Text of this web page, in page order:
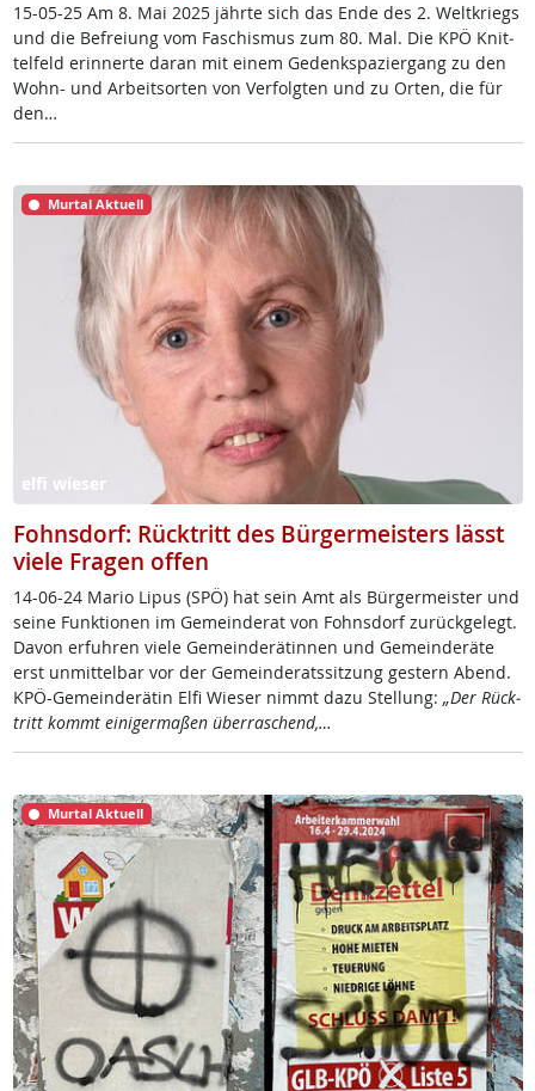
15-05-25 Am 8. Mai 2025 jähr­te sich das En­de des 2. Welt­kriegs
und die Be­f­rei­ung vom Fa­schis­mus zum 80. Mal. Die KPÖ Knit­
tel­feld er­in­ner­te da­ran mit ei­nem Ge­denk­spa­zier­gang zu den
Wohn- und Ar­beit­s­or­ten von Ver­folg­ten und zu Or­ten, die für
den…
Murtal Aktuell
elfi wieser
Fohnsdorf: Rücktritt des Bürgermeisters lässt
viele Fragen offen
14-06-24 Ma­rio Li­pus (SPÖ) hat sein Amt als Bür­ger­meis­ter und
sei­ne Funk­tio­nen im Ge­mein­de­rat von Fohns­dorf zu­rück­ge­legt.
Da­von er­fuh­ren vie­le Ge­mein­de­rä­tin­nen und Ge­mein­de­rä­te
erst un­mit­tel­bar vor der Ge­mein­de­rats­sit­zung ges­tern Abend.
KPÖ-Ge­mein­de­rä­tin El­fi Wie­ser nimmt da­zu Stel­lung: „Der Rück­
tritt kommt ei­ni­ger­ma­ßen über­ra­schend,…
Murtal Aktuell